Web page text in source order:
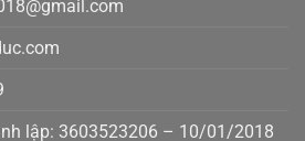
lập: 3603523206 – 10/01/2018